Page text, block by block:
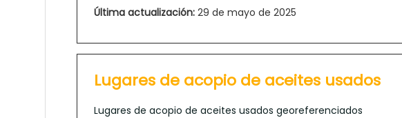
Última actualización: 29 de mayo de 2025
Lugares de acopio de aceites usados
Lugares de acopio de aceites usados georeferenciados